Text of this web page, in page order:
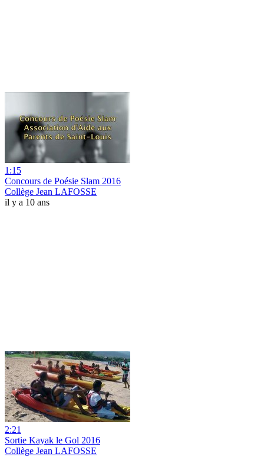
1:15
Concours de Poésie Slam 2016
Collège Jean LAFOSSE
il y a 10 ans
2:21
Sortie Kayak le Gol 2016
Collège Jean LAFOSSE